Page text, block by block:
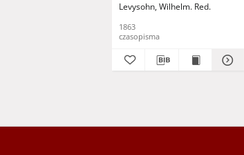
Levysohn, Wilhelm. Red.
1863
czasopisma